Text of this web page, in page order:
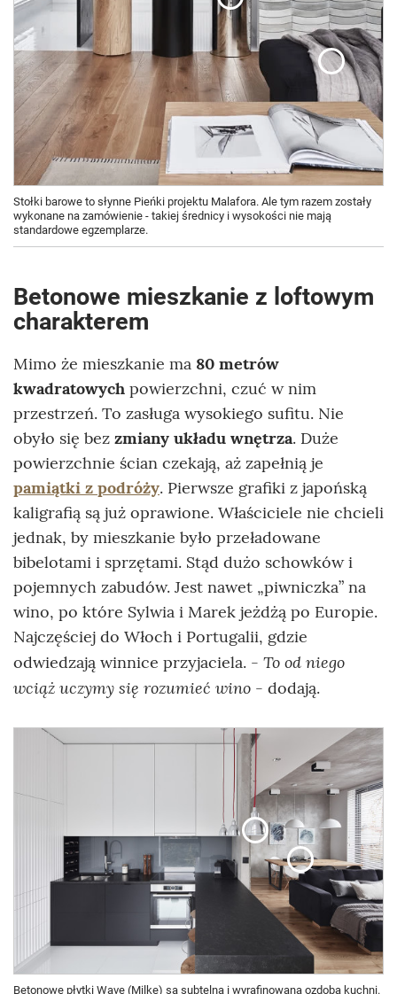
Stołki barowe to słynne Pieńki projektu Malafora. Ale tym razem zostały
wykonane na zamówienie - takiej średnicy i wysokości nie mają
standardowe egzemplarze.
Betonowe mieszkanie z loftowym
charakterem
Mimo że mieszkanie ma 80 metrów
kwadratowych powierzchni, czuć w nim
przestrzeń. To zasługa wysokiego sufitu. Nie
obyło się bez zmiany układu wnętrza. Duże
powierzchnie ścian czekają, aż zapełnią je
pamiątki z podróży. Pierwsze grafiki z japońską
kaligrafią są już oprawione. Właściciele nie chcieli
jednak, by mieszkanie było przeładowane
bibelotami i sprzętami. Stąd dużo schowków i
pojemnych zabudów. Jest nawet „piwniczka” na
wino, po które Sylwia i Marek jeżdżą po Europie.
Najczęściej do Włoch i Portugalii, gdzie
odwiedzają winnice przyjaciela. - To od niego
wciąż uczymy się rozumieć wino - dodają.
Betonowe płytki Wave (Milke) są subtelną i wyrafinowaną ozdobą kuchni.